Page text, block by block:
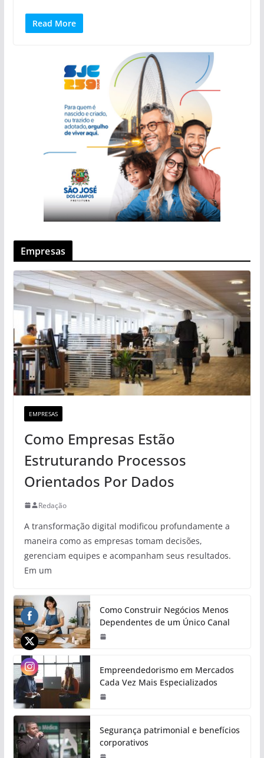
Read More
Empresas
EMPRESAS
Como Empresas Estão
Estruturando Processos
Orientados Por Dados
Redação
A transformação digital modificou profundamente a
maneira como as empresas tomam decisões,
gerenciam equipes e acompanham seus resultados.
Em um
Como Construir Negócios Menos
Dependentes de um Único Canal
Empreendedorismo em Mercados
Cada Vez Mais Especializados
Segurança patrimonial e benefícios
corporativos